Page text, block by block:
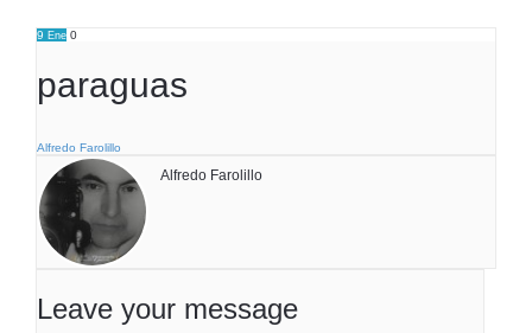
9 Ene 0
paraguas
Alfredo Farolillo
Alfredo Farolillo
Leave your message